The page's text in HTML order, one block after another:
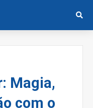
Magia,
com o